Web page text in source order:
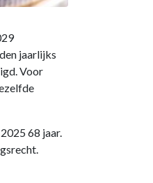
jaarlijks
Voor
68 jaar.